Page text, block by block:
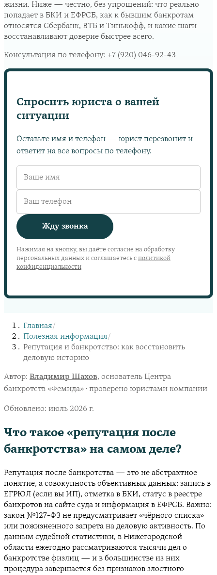
жизни. Ниже — честно, без упрощений: что реально
попадает в БКИ и ЕФРСБ, как к бывшим банкротам
относятся Сбербанк, ВТБ и Тинькофф, и какие шаги
восстанавливают доверие быстрее всего.
Консультация по телефону: +7 (920) 046-92-43
Спросить юриста о вашей
ситуации
Оставьте имя и телефон — юрист перезвонит и
ответит на все вопросы по телефону.
Жду звонка
Нажимая на кнопку, вы даёте согласие на обработку
персональных данных и соглашаетесь с политикой
конфиденциальности
Главная/
Полезная информация/
Репутация и банкротство: как восстановить
деловую историю
Автор: Владимир Шахов, основатель Центра
банкротств «Фемида» · проверено юристами компании
Обновлено: июль 2026 г.
Что такое «репутация после
банкротства» на самом деле?
Репутация после банкротства — это не абстрактное
понятие, а совокупность объективных данных: запись в
ЕГРЮЛ (если вы ИП), отметка в БКИ, статус в реестре
банкротов на сайте суда и информация в ЕФРСБ. Важно:
закон №127-ФЗ не предусматривает «чёрного списка»
или пожизненного запрета на деловую активность. По
данным судебной статистики, в Нижегородской
области ежегодно рассматриваются тысячи дел о
банкротстве физлиц — и в большинстве из них
процедура завершается без признаков злостного